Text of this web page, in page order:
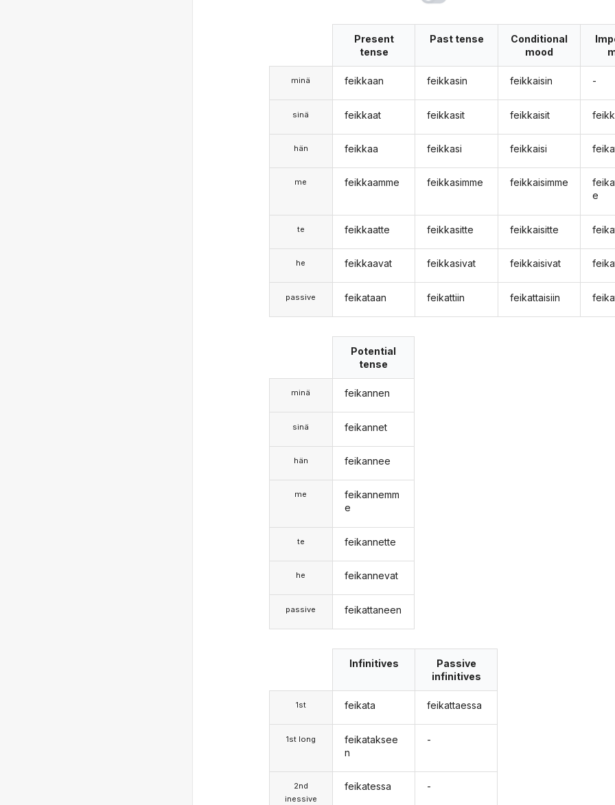
minä
sinä
hän
me
te
he
passive
Present
tense
feikkaan
feikkaat
feikkaa
feikkaamme
feikkaatte
feikkaavat
feikataan
Past tense
feikkasin
feikkasit
feikkasi
feikkasimme
feikkasitte
feikkasivat
feikattiin
Conditional
mood
feikkaisin
feikkaisit
feikkaisi
feikkaisimme
feikkaisitte
feikkaisivat
feikattaisiin
-
e
minä
sinä
hän
me
te
he
passive
Potential
tense
feikannen
feikannet
feikannee
feikannemm
e
feikannette
feikannevat
feikattaneen
1st
1st long
2nd
inessive
Infinitives
feikata
feikataksee
n
feikatessa
Passive
infinitives
feikattaessa
-
-